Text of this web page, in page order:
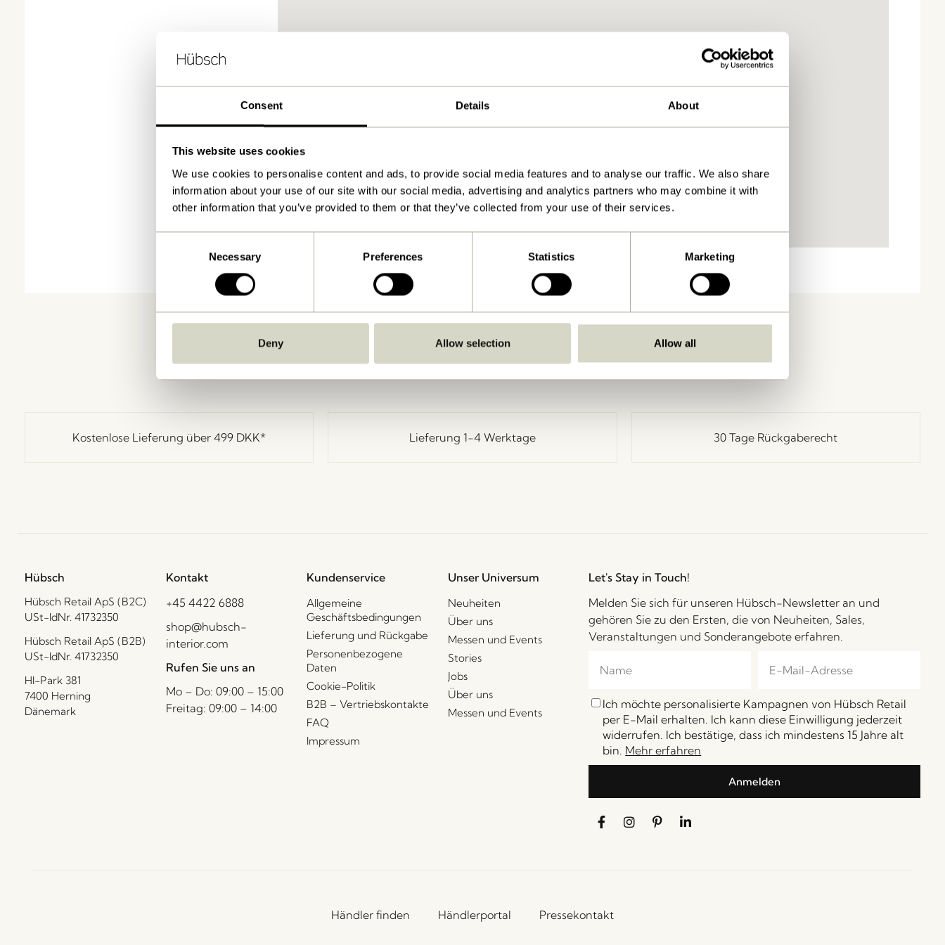
Consent Details About
This website uses cookies
We use cookies to personalise content and ads, to provide social media features and to analyse our traffic. We also share
information about your use of our site with our social media, advertising and analytics partners who may combine it with
other information that you’ve provided to them or that they’ve collected from your use of their services.
Necessary Preferences Statistics Marketing
Deny Allow selection Allow all
Kostenlose Lieferung über499 DKK* Lieferung 1-4 Werktage 30 Tage Rückgaberecht
Hübsch
Hübsch Retail ApS (B2C)
USt-IdNr. 41732350
Hübsch Retail ApS (B2B)
USt-IdNr. 41732350
HI-Park 381
7400 Herning
Dänemark
Kontakt
+45 4422 6888
shop@hubsch-
interior.com
Rufen Sie uns an
Mo – Do: 09:00 – 15:00
Freitag: 09:00 – 14:00
Kundenservice
Allgemeine
Geschäftsbedingungen
Lieferung und Rückgabe
Personenbezogene
Daten
Cookie-Politik
B2B – Vertriebskontakte
FAQ
Impressum
Unser Universum
Neuheiten
Über uns
Messen und Events
Stories
Jobs
Über uns
Messen und Events
Let's Stay in Touch!
Melden Sie sich für unseren Hübsch-Newsletter an und
gehören Sie zu den Ersten, die von Neuheiten, Sales,
Veranstaltungen und Sonderangebote erfahren.
Ich möchte personalisierte Kampagnen von Hübsch Retail
per E-Mail erhalten. Ich kann diese Einwilligung jederzeit
widerrufen. Ich bestätige, dass ich mindestens 15 Jahre alt
bin. Mehr erfahren
Anmelden
Händler finden Händlerportal Pressekontakt